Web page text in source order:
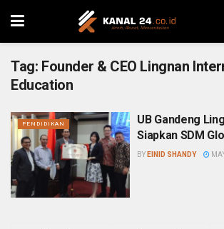
Tag: Founder & CEO Lingnan
Education
PENDIDIKAN
UB Gandeng
Siapkan SDM
BY EINID SHANDY